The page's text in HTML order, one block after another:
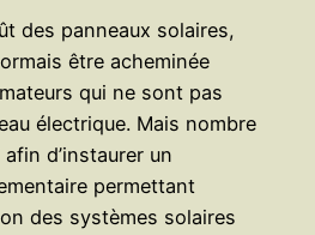
des panneaux solaires,
être acheminée
qui ne sont pas
électrique. Mais nombre
d’instaurer un
permettant
des systèmes solaires